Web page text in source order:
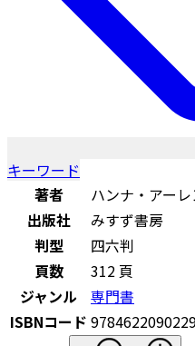
キーワード
著者
ハンナ・アー
出版社
みすず書房
判型
四六判
頁数
312 頁
ジャンル
専門書
ISBNコード